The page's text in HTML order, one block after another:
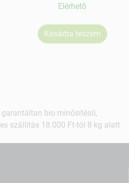
Elérhetõ
Kosárba teszem
bio minősítésű,
szállítás 18.000 Ft-tól 8 kg alatt